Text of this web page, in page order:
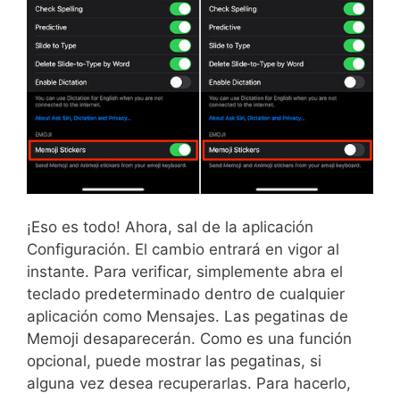
¡Eso es todo! Ahora, sal de la aplicación
Configuración. El cambio entrará en vigor al
instante. Para verificar, simplemente abra el
teclado predeterminado dentro de cualquier
aplicación como Mensajes. Las pegatinas de
Memoji desaparecerán. Como es una función
opcional, puede mostrar las pegatinas, si
alguna vez desea recuperarlas. Para hacerlo,